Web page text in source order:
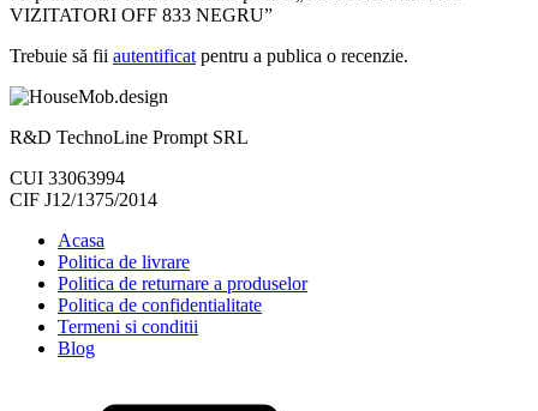
VIZITATORI OFF 833 NEGRU”
Trebuie să fii autentificat pentru a publica o recenzie.
R&D TechnoLine Prompt SRL
CUI 33063994
CIF J12/1375/2014
Acasa
Politica de livrare
Politica de returnare a produselor
Politica de confidentialitate
Termeni si conditii
Blog